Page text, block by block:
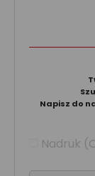
Napisz do
Nadruk